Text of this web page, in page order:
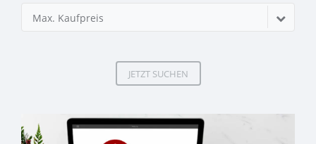
Max. Kaufpreis
JETZT SUCHEN